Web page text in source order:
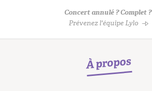
Concert annulé ? Complet ?
Prévenez l'équipe Lylo
À propos